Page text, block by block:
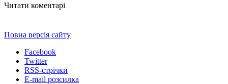
Читати коментарі
Повна версія сайту
Facebook
Twitter
RSS-стрічки
E-mail розсилка